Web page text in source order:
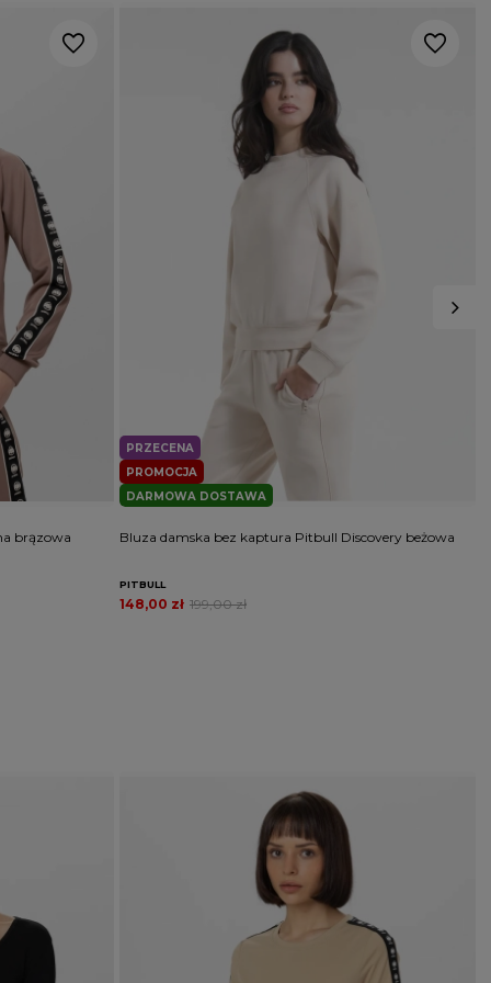
brązowa
PROMOCJA
PRZECENA
DARMOWA DOSTAWA
Bluza damska bez kaptura Pitbull Discovery beżowa
PITBULL
199,00 zł
148,00 zł